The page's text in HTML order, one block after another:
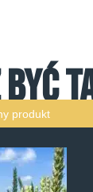
produkt